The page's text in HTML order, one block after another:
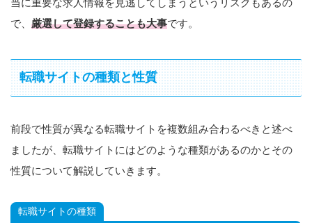
で、 厳選して登録することも大事です。
転職サイトの種類と性質
前段で性質が異なる転職サイトを複数組み合わるべきと述べ
ましたが、転職サイトにはどのような種類があるのかとその
性質について解説していきます。
転職サイトの種類